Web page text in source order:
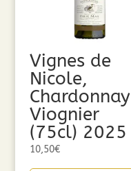
Vignes de
Nicole,
Chardonnay
Viognier
(75cl) 2025
10,50€